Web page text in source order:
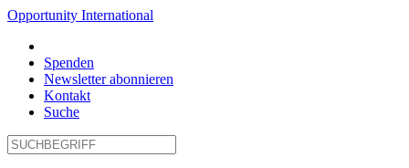
Opportunity International
Spenden
Newsletter abonnieren
Kontakt
Suche